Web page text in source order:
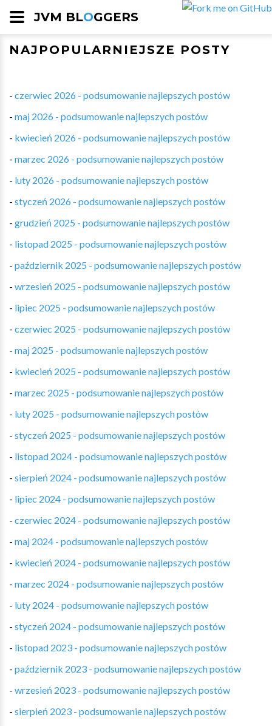
JVM BLOGGERS
NAJPOPULARNIEJSZE POSTY
- czerwiec 2026 - podsumowanie najlepszych postów
- maj 2026 - podsumowanie najlepszych postów
- kwiecień 2026 - podsumowanie najlepszych postów
- marzec 2026 - podsumowanie najlepszych postów
- luty 2026 - podsumowanie najlepszych postów
- styczeń 2026 - podsumowanie najlepszych postów
- grudzień 2025 - podsumowanie najlepszych postów
- listopad 2025 - podsumowanie najlepszych postów
- październik 2025 - podsumowanie najlepszych postów
- wrzesień 2025 - podsumowanie najlepszych postów
- lipiec 2025 - podsumowanie najlepszych postów
- czerwiec 2025 - podsumowanie najlepszych postów
- maj 2025 - podsumowanie najlepszych postów
- kwiecień 2025 - podsumowanie najlepszych postów
- marzec 2025 - podsumowanie najlepszych postów
- luty 2025 - podsumowanie najlepszych postów
- styczeń 2025 - podsumowanie najlepszych postów
- listopad 2024 - podsumowanie najlepszych postów
- sierpień 2024 - podsumowanie najlepszych postów
- lipiec 2024 - podsumowanie najlepszych postów
- czerwiec 2024 - podsumowanie najlepszych postów
- maj 2024 - podsumowanie najlepszych postów
- kwiecień 2024 - podsumowanie najlepszych postów
- marzec 2024 - podsumowanie najlepszych postów
- luty 2024 - podsumowanie najlepszych postów
- styczeń 2024 - podsumowanie najlepszych postów
- listopad 2023 - podsumowanie najlepszych postów
- październik 2023 - podsumowanie najlepszych postów
- wrzesień 2023 - podsumowanie najlepszych postów
- sierpień 2023 - podsumowanie najlepszych postów